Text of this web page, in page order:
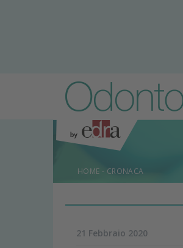
HOME - CRONACA
21 Febbraio 2020